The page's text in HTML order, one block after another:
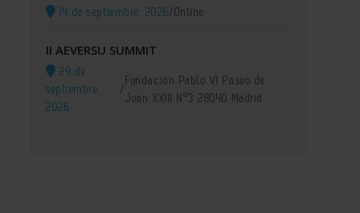
14 de septiembre, 2026/Online
II AEVERSU SUMMIT
29 de
septiembre,
2026
/
Fundación Pablo VI Paseo de
Juan XXIII Nº3 28040 Madrid